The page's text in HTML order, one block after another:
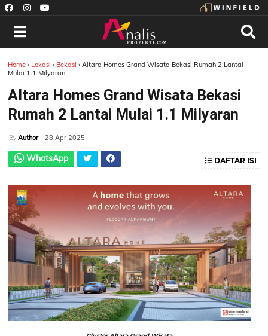
Home › Lokasi › Bekasi› Altara Homes Grand Wisata Bekasi Rumah 2 Lantai
Mulai 1.1 Milyaran
Altara Homes Grand Wisata Bekasi
Rumah 2 Lantai Mulai 1.1 Milyaran
By Author - 28 Apr 2025
WhatsApp DAFTAR ISI